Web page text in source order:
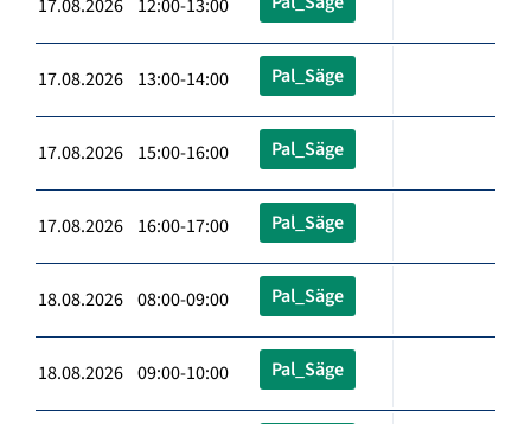
17.08.2026 12:00-13:00
17.08.2026 13:00-14:00 Pal_Säge
17.08.2026 15:00-16:00 Pal_Säge
17.08.2026 16:00-17:00 Pal_Säge
18.08.2026 08:00-09:00 Pal_Säge
18.08.2026 09:00-10:00 Pal_Säge